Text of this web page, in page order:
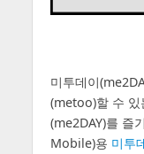
미투데이
(metoo)할 수 있
(me2DAY)를 즐
Mobile)용 미투